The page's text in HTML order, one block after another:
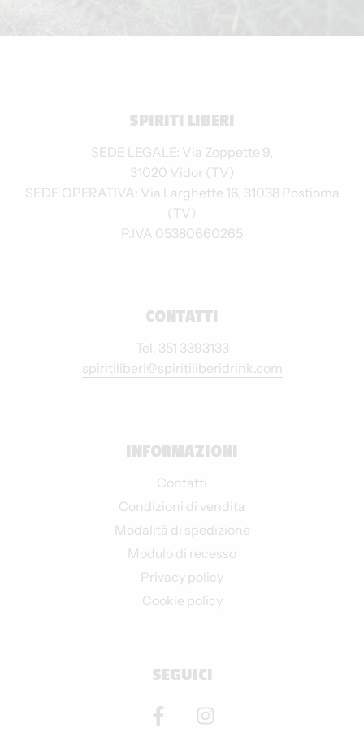
SPIRITI LIBERI
SEDE LEGALE: Via Zoppette 9,
31020 Vidor (TV)
SEDE OPERATIVA: Via Larghette 16, 31038 Postioma
(TV)
P.IVA 05380660265
CONTATTI
Tel. 351 3393133
spiritiliberi@spiritiliberidrink.com
INFORMAZIONI
Contatti
Condizioni di vendita
Modalità di spedizione
Modulo di recesso
Privacy policy
Cookie policy
SEGUICI